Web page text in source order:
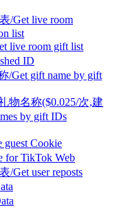
/Get live room
list
live room gift list
ID
Get gift name by gift
物名称($0.025/次,建
by gift IDs
Cookie
for TikTok Web
Get user reposts